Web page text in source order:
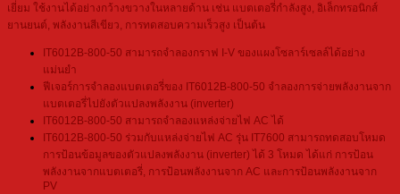
เยี่ยม ใช้งานได้อย่างกว้างขวางในหลายด้าน เช่น แบตเตอรี่กำลังสูง, อิเล็กทรอนิกส์
ยานยนต์, พลังงานสีเขียว, การทดสอบความเร็วสูง เป็นต้น
IT6012B-800-50 สามารถจำลองกราฟ I-V ของแผงโซลาร์เซลล์ได้อย่าง
แม่นยำ
ฟีเจอร์การจำลองแบตเตอรี่ของ IT6012B-800-50 จำลองการจ่ายพลังงานจาก
แบตเตอรี่ไปยังตัวแปลงพลังงาน (inverter)
IT6012B-800-50 สามารถจำลองแหล่งจ่ายไฟ AC ได้
IT6012B-800-50 ร่วมกับแหล่งจ่ายไฟ AC รุ่น IT7600 สามารถทดสอบโหมด
การป้อนข้อมูลของตัวแปลงพลังงาน (inverter) ได้ 3 โหมด ได้แก่ การป้อน
พลังงานจากแบตเตอรี่, การป้อนพลังงานจาก AC และการป้อนพลังงานจาก
PV